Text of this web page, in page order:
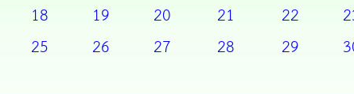
18 19 20 21 22
25 26 27 28 29